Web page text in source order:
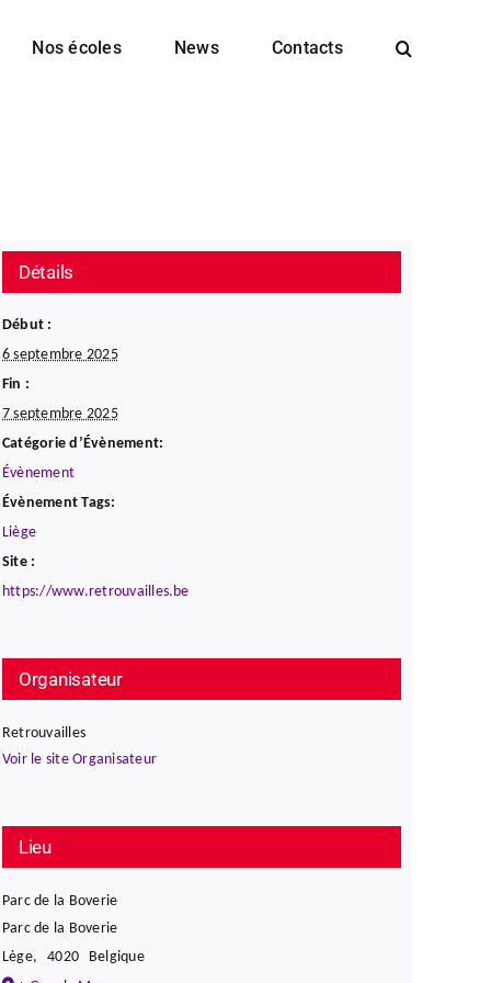
Nos écoles News Contacts
Détails
Début :
6 septembre 2025
Fin :
7 septembre 2025
Catégorie d’Évènement:
Évènement
Évènement Tags:
Liège
Site :
https://www.retrouvailles.be
Organisateur
Retrouvailles
Voir le site Organisateur
Lieu
Parc de la Boverie
Parc de la Boverie
Lège, 4020 Belgique